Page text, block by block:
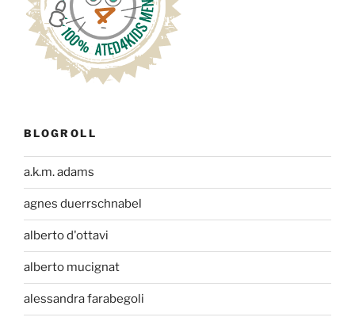
BLOGROLL
a.k.m. adams
agnes duerrschnabel
alberto d'ottavi
alberto mucignat
alessandra farabegoli